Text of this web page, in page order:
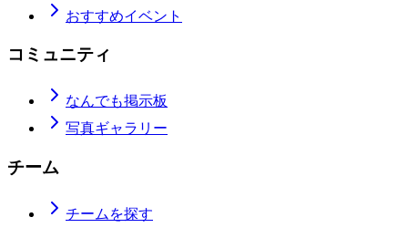
おすすめイベント
コミュニティ
なんでも掲示板
写真ギャラリー
チーム
チームを探す